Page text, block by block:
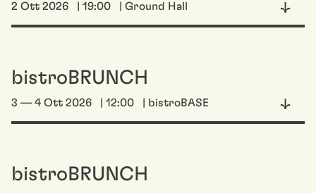
2 Ott 2026 | 19:00 | Ground Hall
bistroBRUNCH
3 — 4 Ott 2026 | 12:00 | bistroBASE
bistroBRUNCH